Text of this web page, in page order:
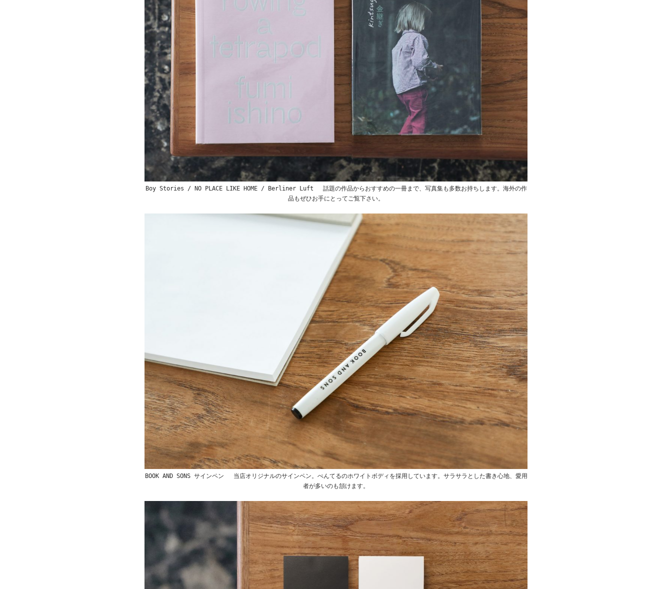
Boy Stories / NO PLACE LIKE HOME / Berliner Luft 話題の作品からおすすめの一冊まで、写真集も多数お持ちします。海外の作
品もぜひお手にとってご覧下さい。
BOOK AND SONS サインペン 当店オリジナルのサインペン。ぺんてるのホワイトボディを採用しています。サラサラとした書き心地、愛用
者が多いのも頷けます。